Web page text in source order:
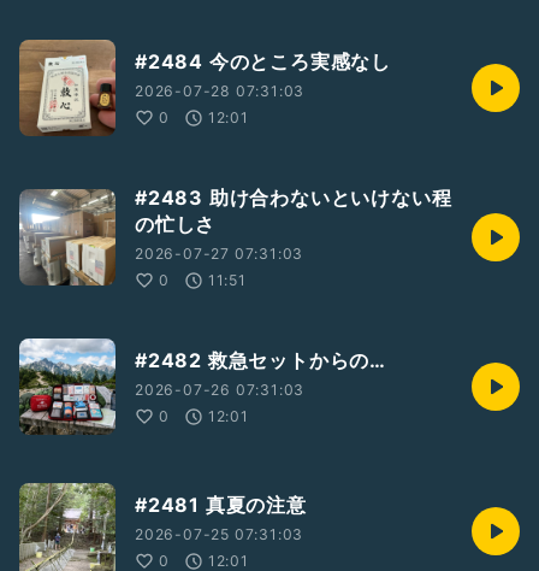
#2484 今のところ実感なし
2026-07-28 07:31:03
0
12:01
#2483 助け合わないといけない程
の忙しさ
2026-07-27 07:31:03
0
11:51
#2482 救急セットからの…
2026-07-26 07:31:03
0
12:01
#2481 真夏の注意
2026-07-25 07:31:03
0
12:01